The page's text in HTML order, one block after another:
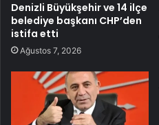
Denizli Büyükşehir ve 14 ilçe
belediye başkanı CHP’den
istifa etti
Ağustos 7, 2026